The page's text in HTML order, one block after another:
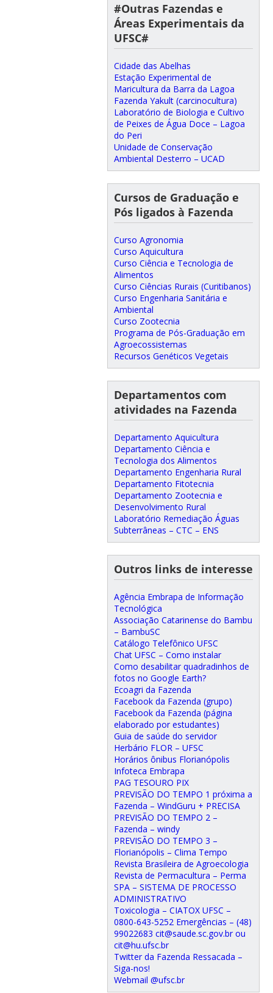
#Outras Fazendas e
Áreas Experimentais da
UFSC#
Cidade das Abelhas
Estação Experimental de
Maricultura da Barra da Lagoa
Fazenda Yakult (carcinocultura)
Laboratório de Biologia e Cultivo
de Peixes de Água Doce – Lagoa
do Peri
Unidade de Conservação
Ambiental Desterro – UCAD
Cursos de Graduação e
Pós ligados à Fazenda
Curso Agronomia
Curso Aquicultura
Curso Ciência e Tecnologia de
Alimentos
Curso Ciências Rurais (Curitibanos)
Curso Engenharia Sanitária e
Ambiental
Curso Zootecnia
Programa de Pós-Graduação em
Agroecossistemas
Recursos Genéticos Vegetais
Departamentos com
atividades na Fazenda
Departamento Aquicultura
Departamento Ciência e
Tecnologia dos Alimentos
Departamento Engenharia Rural
Departamento Fitotecnia
Departamento Zootecnia e
Desenvolvimento Rural
Laboratório Remediação Águas
Subterrâneas – CTC – ENS
Outros links de interesse
Agência Embrapa de Informação
Tecnológica
Associação Catarinense do Bambu
– BambuSC
Catálogo Telefônico UFSC
Chat UFSC – Como instalar
Como desabilitar quadradinhos de
fotos no Google Earth?
Ecoagri da Fazenda
Facebook da Fazenda (grupo)
Facebook da Fazenda (página
elaborado por estudantes)
Guia de saúde do servidor
Herbário FLOR – UFSC
Horários ônibus Florianópolis
Infoteca Embrapa
PAG TESOURO PIX
PREVISÃO DO TEMPO 1 próxima a
Fazenda – WindGuru + PRECISA
PREVISÃO DO TEMPO 2 –
Fazenda – windy
PREVISÃO DO TEMPO 3 –
Florianópolis – Clima Tempo
Revista Brasileira de Agroecologia
Revista de Permacultura – Perma
SPA – SISTEMA DE PROCESSO
ADMINISTRATIVO
Toxicologia – CIATOX UFSC –
0800-643-5252 Emergências – (48)
99022683 cit@saude.sc.gov.br ou
cit@hu.ufsc.br
Twitter da Fazenda Ressacada –
Siga-nos!
Webmail @ufsc.br